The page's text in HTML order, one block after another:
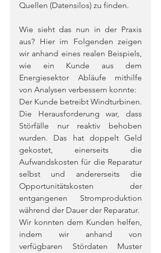
Quellen (Datensilos) zu finden.
Wie sieht das nun in der Praxis
aus? Hier im Folgenden zeigen
wir anhand eines realen Beispiels,
wie ein Kunde aus dem
Energiesektor Abläufe mithilfe
von Analysen verbessern konnte:
Der Kunde betreibt Windturbinen.
Die Herausforderung war, dass
Störfälle nur reaktiv behoben
wurden. Das hat doppelt Geld
gekostet, einerseits die
Aufwandskosten für die Reparatur
selbst und andererseits die
Opportunitätskosten der
entgangenen Stromproduktion
während der Dauer der Reparatur.
Wir konnten dem Kunden helfen,
indem wir anhand von
verfügbaren Stördaten Muster